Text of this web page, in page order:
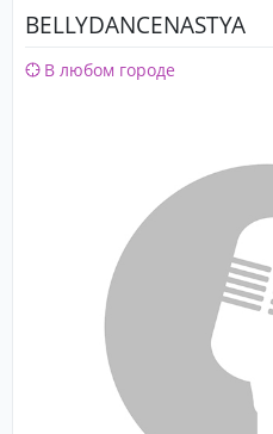
BELLYDANCENASTYA
В любом городе